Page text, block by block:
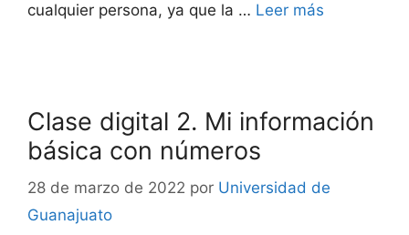
cualquier persona, ya que la … Leer más
Clase digital 2. Mi información
básica con números
28 de marzo de 2022 por Universidad de
Guanajuato